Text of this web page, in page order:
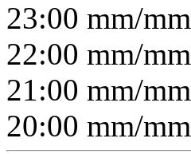
23:00 mm/mm
22:00 mm/mm
21:00 mm/mm
20:00 mm/mm